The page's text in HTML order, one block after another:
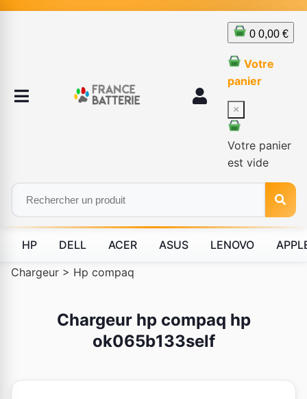
0 0,00 €
Votre
panier
×
Votre panier
est vide
HP DELL ACER ASUS LENOVO
Chargeur > Hp compaq
Chargeur hp compaq hp
ok065b133self